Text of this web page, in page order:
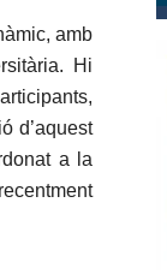
amb
Hi
d’aquest
a la